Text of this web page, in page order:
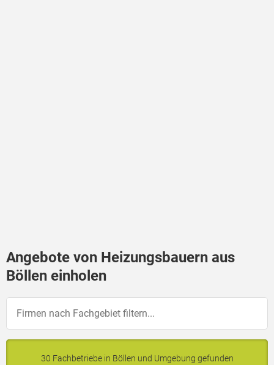
Angebote von Heizungsbauern aus
Böllen einholen
30 Fachbetriebe in Böllen und Umgebung gefunden